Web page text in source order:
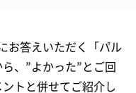
お答えいただく「パル
、”よかった”とご回
トと併せてご紹介し